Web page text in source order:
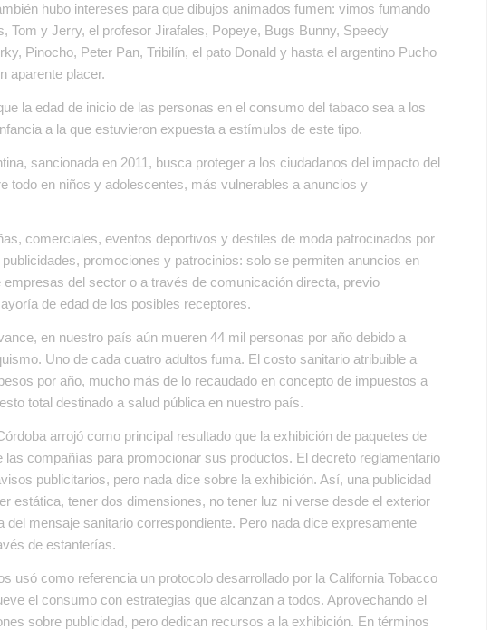
hubo intereses para que dibujos animados fumen: vimos fumando
Tom y Jerry, el profesor Jirafales, Popeye, Bugs Bunny, Speedy
Pinocho, Peter Pan, Tribilín, el pato Donald y hasta el argentino Pucho
aparente placer.
la edad de inicio de las personas en el consumo del tabaco sea a los
a la que estuvieron expuesta a estímulos de este tipo.
sancionada en 2011, busca proteger a los ciudadanos del impacto del
todo en niños y adolescentes, más vulnerables a anuncios y
comerciales, eventos deportivos y desfiles de moda patrocinados por
promociones y patrocinios: solo se permiten anuncios en
del sector o a través de comunicación directa, previo
de edad de los posibles receptores.
en nuestro país aún mueren 44 mil personas por año debido a
Uno de cada cuatro adultos fuma. El costo sanitario atribuible a
por año, mucho más de lo recaudado en concepto de impuestos a
total destinado a salud pública en nuestro país.
arrojó como principal resultado que la exhibición de paquetes de
las compañías para promocionar sus productos. El decreto reglamentario
publicitarios, pero nada dice sobre la exhibición. Así, una publicidad
estática, tener dos dimensiones, no tener luz ni verse desde el exterior
del mensaje sanitario correspondiente. Pero nada dice expresamente
de estanterías.
usó como referencia un protocolo desarrollado por la California Tobacco
el consumo con estrategias que alcanzan a todos. Aprovechando el
sobre publicidad, pero dedican recursos a la exhibición. En términos